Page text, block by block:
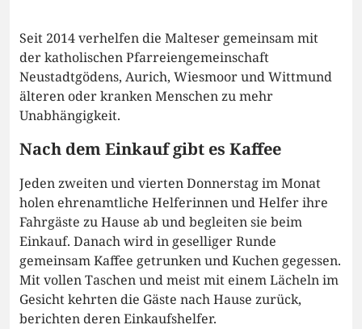
Seit 2014 verhelfen die Malteser gemeinsam mit
der katholischen Pfarreiengemeinschaft
Neustadtgödens, Aurich, Wiesmoor und Wittmund
älteren oder kranken Menschen zu mehr
Unabhängigkeit.
Nach dem Einkauf gibt es Kaffee
Jeden zweiten und vierten Donnerstag im Monat
holen ehrenamtliche Helferinnen und Helfer ihre
Fahrgäste zu Hause ab und begleiten sie beim
Einkauf. Danach wird in geselliger Runde
gemeinsam Kaffee getrunken und Kuchen gegessen.
Mit vollen Taschen und meist mit einem Lächeln im
Gesicht kehrten die Gäste nach Hause zurück,
berichten deren Einkaufshelfer.